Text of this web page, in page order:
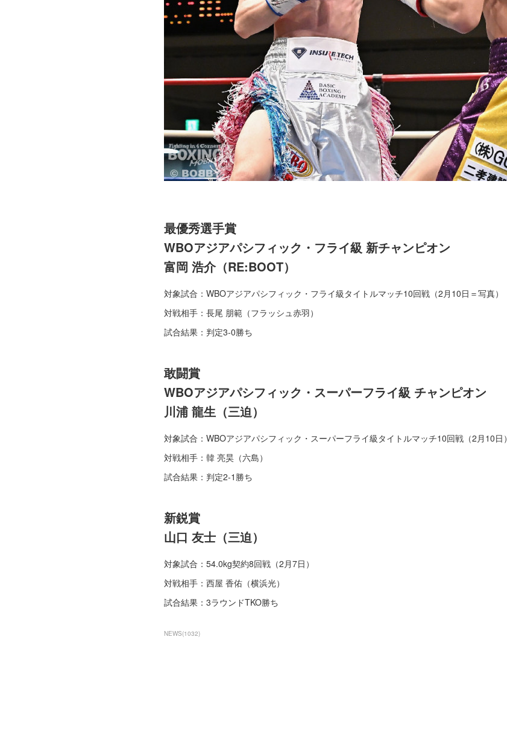
最優秀選手賞
WBOアジアパシフィック・フライ級 新チャンピオン
富岡 浩介（RE:BOOT）
対象試合：WBOアジアパシフィック・フライ級タイトルマッチ10回戦（2月10日＝写真）
対戦相手：長尾 朋範（フラッシュ赤羽）
試合結果：判定3-0勝ち
敢闘賞
WBOアジアパシフィック・スーパーフライ級 チャンピオン
川浦 龍生（三迫）
対象試合：WBOアジアパシフィック・スーパーフライ級タイトルマッチ10回戦（2月10日）
対戦相手：韓 亮昊（六島）
試合結果：判定2-1勝ち
新鋭賞
山口 友士（三迫）
対象試合：54.0kg契約8回戦（2月7日）
対戦相手：西屋 香佑（横浜光）
試合結果：3ラウンドTKO勝ち
NEWS(1032)